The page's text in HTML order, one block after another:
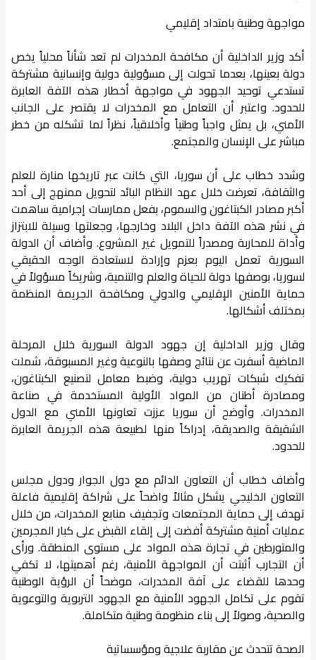
مواجهة وطنية بامتداد إقليمي
أكد وزير الداخلية أن مكافحة المخدرات لم تعد شأناً محلياً يخص
دولة بعينها، بعدما تحولت إلى مسؤولية دولية وإنسانية مشتركة
تستدعي توحيد الجهود في مواجهة أخطار هذه الآفة العابرة
للحدود. واعتبر أن التعامل مع المخدرات لا يقتصر على الجانب
الأمني، بل يمثل واجباً وطنياً وأخلاقياً، نظراً لما تشكله من خطر
مباشر على الإنسان والمجتمع.
وشدد خطاب على أن سوريا، التي كانت عبر تاريخها منارة للعلم
والثقافة، تعرضت خلال عهد النظام البائد لتحويل ممنهج إلى أحد
أكبر مصادر الكبتاغون والسموم، بفعل ممارسات إجرامية ساهمت
في نشر هذه الآفة داخل البلاد وخارجها، وجعلتها وسيلة للابتزاز
وأداة للمحاربة ومصدراً للتمويل غير المشروع. وأضاف أن الدولة
السورية تعمل اليوم بعزم وإرادة لاستعادة الوجه الحقيقي
لسوريا، بوصفها دولة للحياة والعلم والتنمية، وشريكاً مسؤولاً في
حماية الأمنين الإقليمي والدولي ومكافحة الجريمة المنظمة
بمختلف أشكالها.
وقال وزير الداخلية إن جهود الدولة السورية خلال المرحلة
الماضية أسفرت عن نتائج وصفها بالنوعية وغير المسبوقة، شملت
تفكيك شبكات تهريب دولية، وضبط معامل لتصنيع الكبتاغون،
ومصادرة أطنان من المواد الأولية المستخدمة في صناعة
المخدرات. وأوضح أن سوريا عززت تعاونها الأمني مع الدول
الشقيقة والصديقة، إدراكاً منها لطبيعة هذه الجريمة العابرة
للحدود.
وأضاف خطاب أن التعاون الدائم مع دول الجوار ودول مجلس
التعاون الخليجي يشكل مثالاً واضحاً على شراكة إقليمية فاعلة
تهدف إلى حماية المجتمعات وتجفيف منابع المخدرات، من خلال
عمليات أمنية مشتركة أفضت إلى إلقاء القبض على كبار المجرمين
والمتورطين في تجارة هذه المواد على مستوى المنطقة. ورأى
أن التجارب أثبتت أن المواجهة الأمنية، رغم أهميتها، لا تكفي
وحدها للقضاء على آفة المخدرات، موضحاً أن الرؤية الوطنية
تقوم على تكامل الجهود الأمنية مع الجهود التربوية والتوعوية
والصحية، وصولاً إلى بناء منظومة وطنية متكاملة.
الصحة تتحدث عن مقاربة علاجية ومؤسساتية